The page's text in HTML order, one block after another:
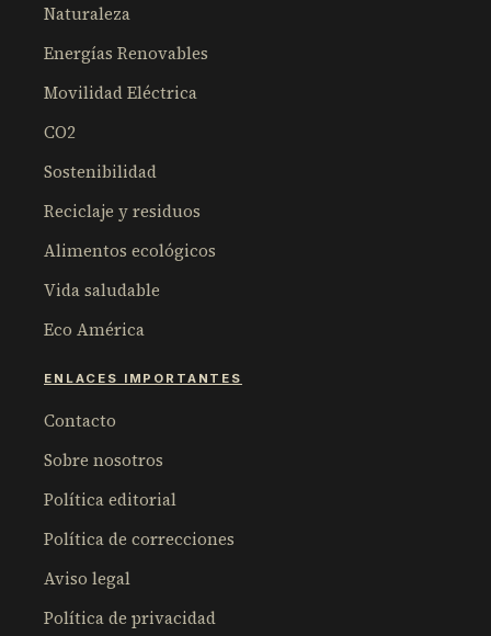
Naturaleza
Energías Renovables
Movilidad Eléctrica
CO2
Sostenibilidad
Reciclaje y residuos
Alimentos ecológicos
Vida saludable
Eco América
ENLACES IMPORTANTES
Contacto
Sobre nosotros
Política editorial
Política de correcciones
Aviso legal
Política de privacidad